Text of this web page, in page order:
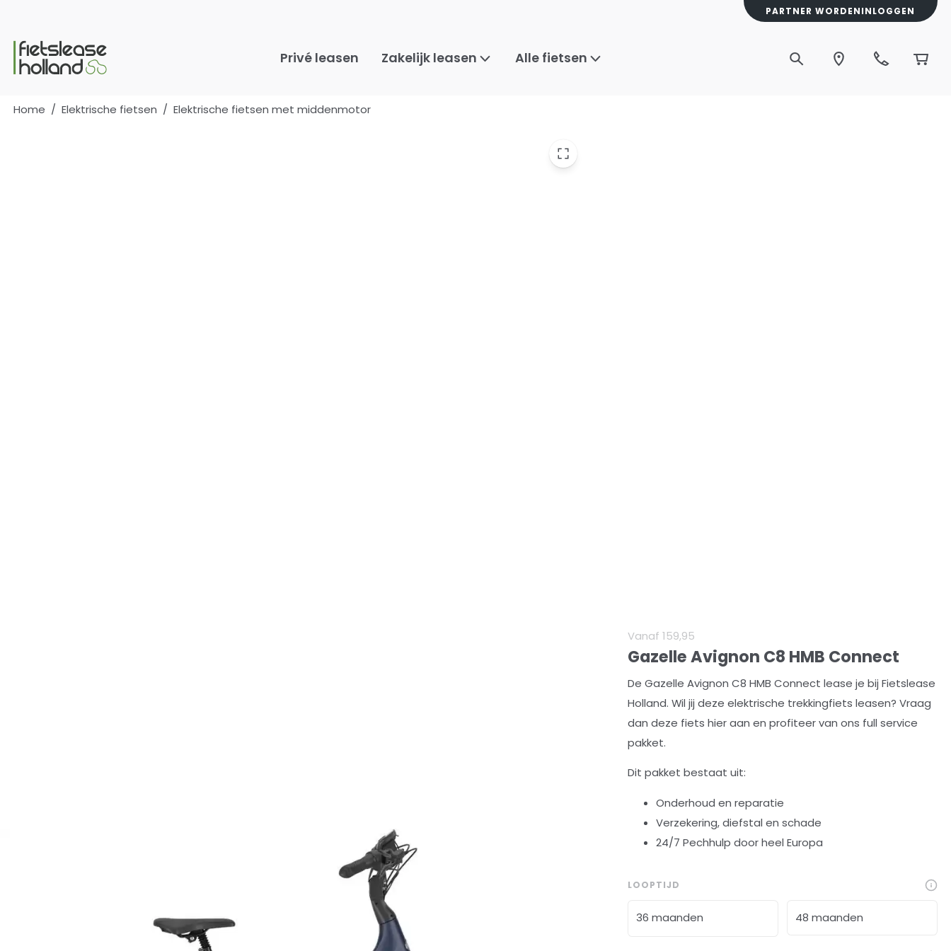
PARTNER WORDENINLOGGEN
Privé leasen Zakelijk leasen Alle fietsen
Home / Elektrische fietsen / Elektrische fietsen met middenmotor
Vanaf 159,95
Gazelle Avignon C8 HMB Connect
De Gazelle Avignon C8 HMB Connect lease je bij Fietslease
Holland. Wil jij deze elektrische trekkingfiets leasen? Vraag
dan deze fiets hier aan en profiteer van ons full service
pakket.
Dit pakket bestaat uit:
Onderhoud en reparatie
Verzekering, diefstal en schade
24/7 Pechhulp door heel Europa
LOOPTIJD
36 maanden 48 maanden